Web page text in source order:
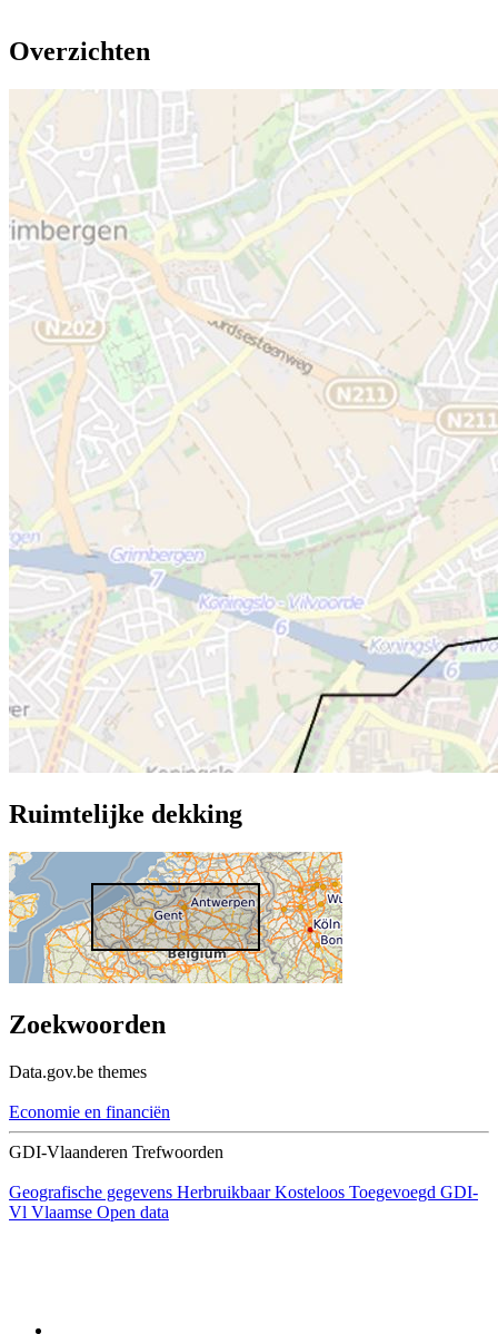
Overzichten
Ruimtelijke dekking
Zoekwoorden
Data.gov.be themes
Economie en financiën
GDI-Vlaanderen Trefwoorden
Geografische gegevens Herbruikbaar Kosteloos Toegevoegd GDI-
Vl Vlaamse Open data